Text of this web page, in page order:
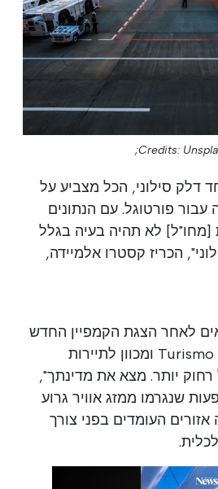
Credits:
דלק סילוני, הכל מצביע על
עבור פורטוגל. עם הנתונים
[מחו"ל] לא תהיה בעיה בגלל
הכריז קסטרו אלמיידה,
לאחר הצגת הקמפיין החדש
שקידם Turismo de Portugal ומכוון לתיירות
יותר. מצא את מדינתך",
שנגרמו ממזג אוויר גרוע
העומדים בפני צורך